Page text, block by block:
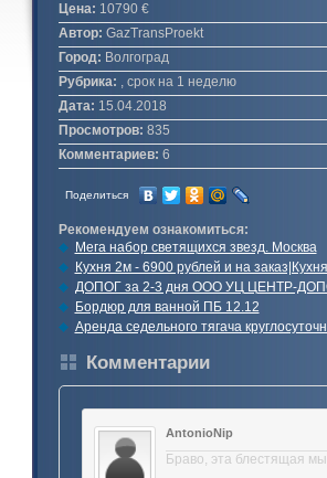
Цена: 10790 €
Автор: GazTransProekt
Город: Волгоград
Рубрика: , срок на 1 неделю
Дата: 15.04.2018
Просмотров: 835
Комментариев: 6
Поделиться
Рекомендуем ознакомиться:
Мега набор светящихся звезд. Москва
Кухня 2м - 6900 рублей и на
ДОПОГ за 2-3 дня ООО УЦ ЦЕНТР-
Бордюр для ванной ПБ 12.12
Аренда седельного тягача
Комментарии
AntonioNip
Браво, эта блестящая